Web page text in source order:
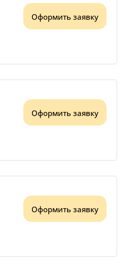
Оформить заявку
Оформить заявку
Оформить заявку